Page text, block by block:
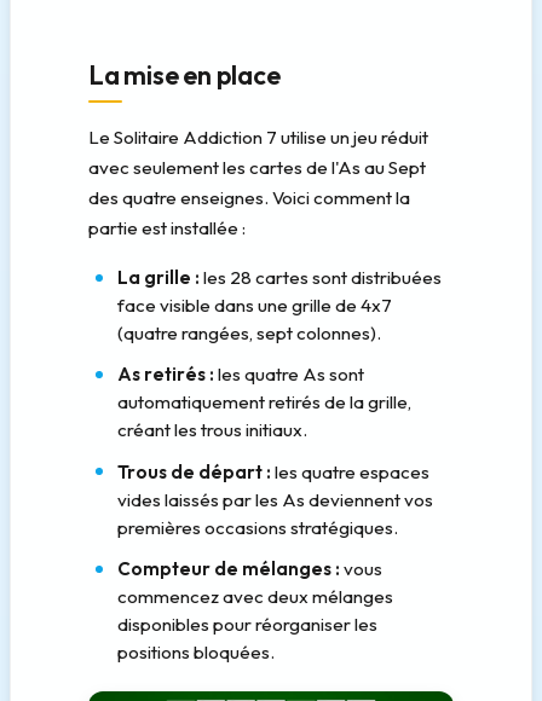
La mise en place
Le Solitaire Addiction 7 utilise un jeu réduit
avec seulement les cartes de l'As au Sept
des quatre enseignes. Voici comment la
partie est installée :
La grille : les 28 cartes sont distribuées
face visible dans une grille de 4x7
(quatre rangées, sept colonnes).
As retirés : les quatre As sont
automatiquement retirés de la grille,
créant les trous initiaux.
Trous de départ : les quatre espaces
vides laissés par les As deviennent vos
premières occasions stratégiques.
Compteur de mélanges : vous
commencez avec deux mélanges
disponibles pour réorganiser les
positions bloquées.